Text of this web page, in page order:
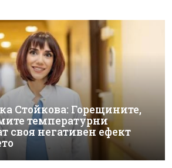
Стойкова: Горещините,
температурни
своя негативен ефект